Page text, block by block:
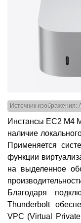
Источник изображения:
Инстансы EC2 M4
наличие
Применяется
функции
на выделенное
Благодаря
Thunderbolt
VPC (Virtual